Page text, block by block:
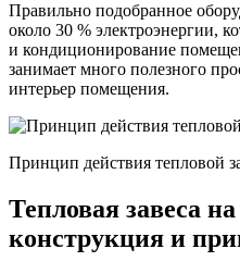
Правильно подобранное
около 30 % электроэнергии,
и кондиционирование
занимает много полезного
интерьер помещения.
Принцип действия тепловой
Тепловая завеса
конструкция и